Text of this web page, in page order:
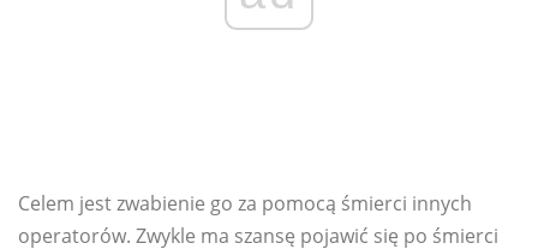
Celem jest zwabienie go za pomocą śmierci innych
operatorów. Zwykle ma szansę pojawić się po śmierci